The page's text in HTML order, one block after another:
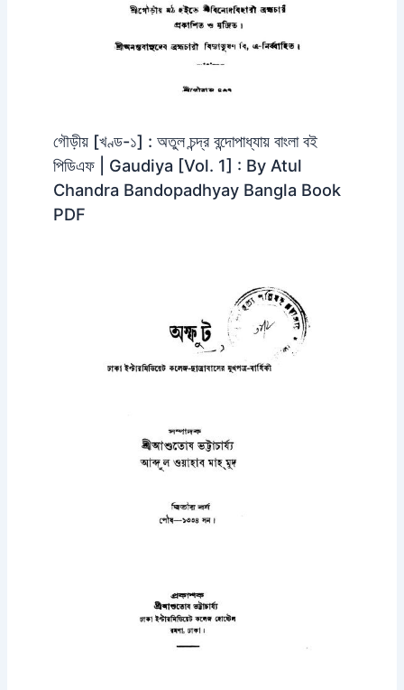
গৌড়ীয় [খণ্ড-১] : অতুল চন্দ্র বন্দোপাধ্যায় বাংলা বই
পিডিএফ | Gaudiya [Vol. 1] : By Atul
Chandra Bandopadhyay Bangla Book
PDF